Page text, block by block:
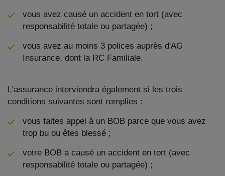
vous avez causé un accident en tort (avec
responsabilité totale ou partagée) ;
vous avez au moins 3 polices auprès d'AG
Insurance, dont la RC Familiale.
L'assurance interviendra également si les trois
conditions suivantes sont remplies :
vous faites appel à un BOB parce que vous avez
trop bu ou êtes blessé ;
votre BOB a causé un accident en tort (avec
responsabilité totale ou partagée) ;